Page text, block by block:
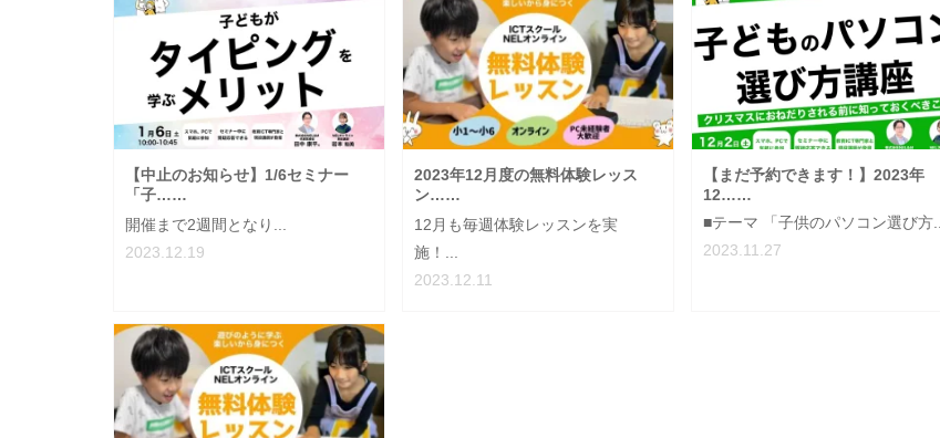
【中止のお知らせ】1/6セミナー
「子……
開催まで2週間となり...
2023.12.19
2023年12月度の無料体験レッス
ン……
12月も毎週体験レッスンを実
施！...
2023.12.11
【まだ予約できます！】2023年
12……
■テーマ 「​子供のパソコン選び方...
2023.11.27